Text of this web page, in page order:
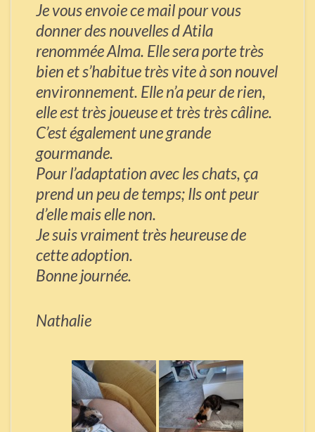
Je vous envoie ce mail pour vous
donner des nouvelles d Atila
renommée Alma. Elle sera porte très
bien et s’habitue très vite à son nouvel
environnement. Elle n’a peur de rien,
elle est très joueuse et très très câline.
C’est également une grande
gourmande.
Pour l’adaptation avec les chats, ça
prend un peu de temps; Ils ont peur
d’elle mais elle non.
Je suis vraiment très heureuse de
cette adoption.
Bonne journée.
Nathalie